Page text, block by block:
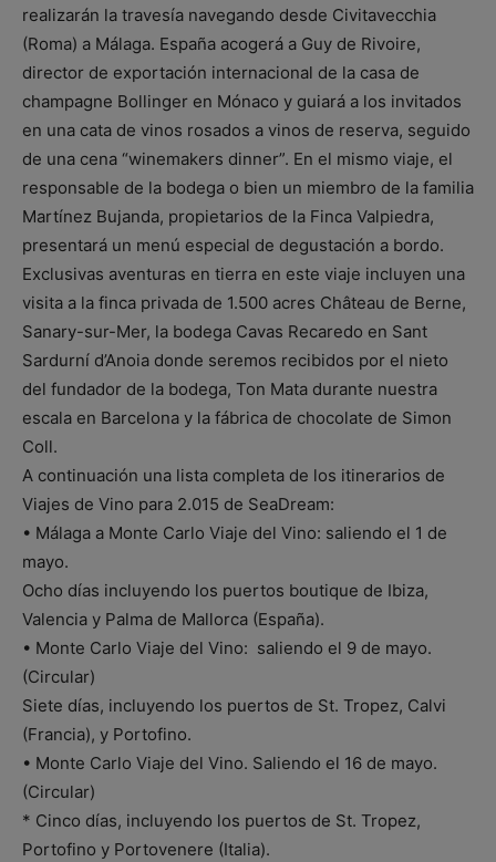
realizarán la travesía navegando desde Civitavecchia
(Roma) a Málaga. España acogerá a Guy de Rivoire,
director de exportación internacional de la casa de
champagne Bollinger en Mónaco y guiará a los invitados
en una cata de vinos rosados a vinos de reserva, seguido
de una cena “winemakers dinner”. En el mismo viaje, el
responsable de la bodega o bien un miembro de la familia
Martínez Bujanda, propietarios de la Finca Valpiedra,
presentará un menú especial de degustación a bordo.
Exclusivas aventuras en tierra en este viaje incluyen una
visita a la finca privada de 1.500 acres Château de Berne,
Sanary-sur-Mer, la bodega Cavas Recaredo en Sant
Sardurní d’Anoia donde seremos recibidos por el nieto
del fundador de la bodega, Ton Mata durante nuestra
escala en Barcelona y la fábrica de chocolate de Simon
Coll.
A continuación una lista completa de los itinerarios de
Viajes de Vino para 2.015 de SeaDream:
• Málaga a Monte Carlo Viaje del Vino: saliendo el 1 de
mayo.
Ocho días incluyendo los puertos boutique de Ibiza,
Valencia y Palma de Mallorca (España).
• Monte Carlo Viaje del Vino: saliendo el 9 de mayo.
(Circular)
Siete días, incluyendo los puertos de St. Tropez, Calvi
(Francia), y Portofino.
• Monte Carlo Viaje del Vino. Saliendo el 16 de mayo.
(Circular)
* Cinco días, incluyendo los puertos de St. Tropez,
Portofino y Portovenere (Italia).